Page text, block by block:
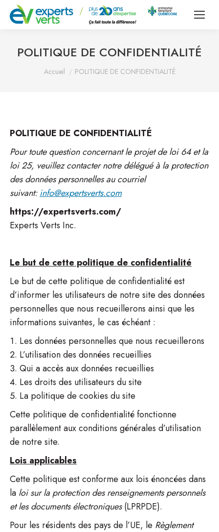
POLITIQUE DE CONFIDENTIALITÉ
Vous êtes ici :
Accueil POLITIQUE DE CONFIDENTIALITÉ
POLITIQUE DE CONFIDENTIALITÉ
Pour toute question concernant le projet de loi 64 et la
loi 25, veuillez contacter notre délégué à la protection
des données personnelles au courriel
suivant:info@expertsverts.com
https://expertsverts.com/
Experts Verts Inc.
Le but de cette politique de confidentialité
Le but de cette politique de confidentialité est
d’informer les utilisateurs de notre site des données
personnelles que nous recueillerons ainsi que les
informations suivantes, le cas échéant :
Les données personnelles que nous recueillerons
L’utilisation des données recueillies
Qui a accès aux données recueillies
Les droits des utilisateurs du site
La politique de cookies du site
Cette politique de confidentialité fonctionne
parallèlement aux conditions générales d’utilisation
de notre site.
Lois applicables
Cette politique est conforme aux lois énoncées dans
la loi sur la protection des renseignements personnels
et les documents électroniques(LPRPDE).
Pour les résidents des pays de l’UE, le Règlement